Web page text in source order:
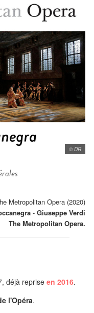
© DR
Metropolitan Opera (2020)
- Giuseppe Verdi
The Metropolitan Opera.
déjà reprise en 2016.
l'Opéra.